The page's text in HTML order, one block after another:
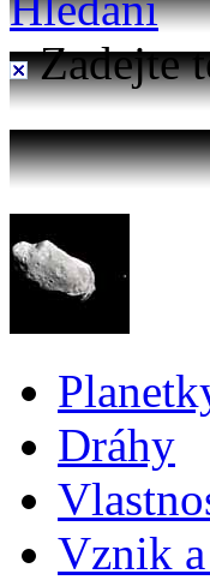
Zadejte
Dráhy
Vznik